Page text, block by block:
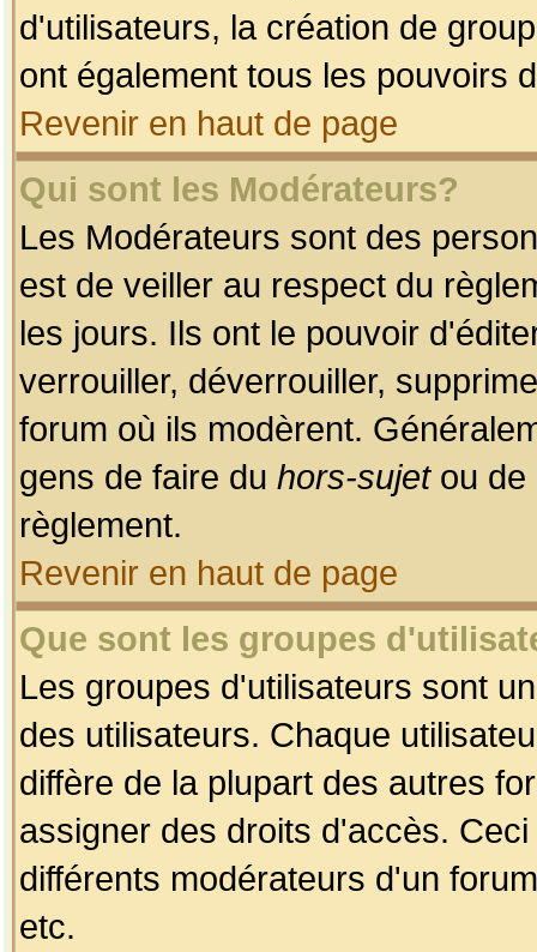
d'utilisateurs, la création de
ont également tous les pouvoirs
Revenir en haut de page
Qui sont les Modérateurs?
Les Modérateurs sont des
est de veiller au respect du
les jours. Ils ont le pouvoir
verrouiller, déverrouiller,
forum où ils modèrent.
gens de faire du hors-sujetou de
règlement.
Revenir en haut de page
Que sont les groupes
Les groupes d'utilisateurs sont
des utilisateurs. Chaque
diffère de la plupart des autres
assigner des droits d'accès.
différents modérateurs d'un
etc.